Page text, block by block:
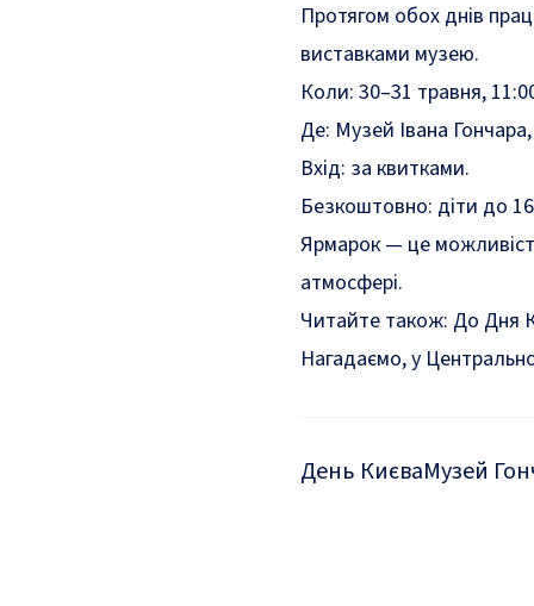
Протягом обох днів
виставками музею.
Коли: 30–31 травня,
Де: Музей Івана
Вхід: за квитками.
Безкоштовно: діти до
Ярмарок — це
атмосфері.
Читайте також: До Дня
Нагадаємо,у
День КиєваМузей